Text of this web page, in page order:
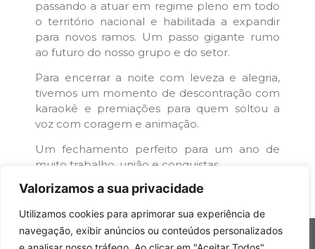
Valorizamos a sua privacidade
Utilizamos cookies para aprimorar sua experiência de
navegação, exibir anúncios ou conteúdos personalizados
passando a atuar em regime pleno em todo
o território nacional e habilitada a expandir
para novos ramos. Um passo gigante rumo
ao futuro do nosso grupo e do setor.
Para encerrar a noite com leveza e alegria,
tivemos um momento de descontração com
karaokê e premiações para quem soltou a
voz com coragem e animação.
Um fechamento perfeito para um ano de
muito trabalho, união e conquistas.